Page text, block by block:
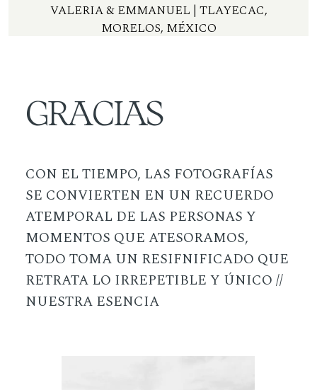
VALERIA & EMMANUEL | TLAYECAC,
MORELOS, MÉXICO
CON EL TIEMPO, LAS FOTOGRAFÍAS
SE CONVIERTEN EN UN RECUERDO
ATEMPORAL DE LAS PERSONAS Y
MOMENTOS QUE ATESORAMOS,
TODO TOMA UN RESIFNIFICADO QUE
RETRATA LO IRREPETIBLE Y ÚNICO //
NUESTRA ESENCIA
GRACIAS